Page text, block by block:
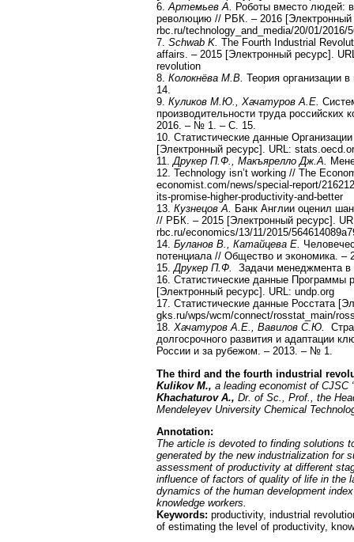
6.Артемьев А. Роботы вместо людей:
революцию // РБК. – 2016 [Электронный
rbc.ru/technology_and_media/20/01/2016/
7. Schwab K. The Fourth Industrial
affairs. – 2015 [Электронный ресурс].
revolution
8. Колокнёва М.В. Теория организации
14.
9. Куликов М.Ю., Хачатуров А.Е.
производительности труда
2016. – № 1. – С. 15.
10. Статистические данные
[Электронный ресурс]. URL:
11.Друкер П.Ф., Макъярелло Дж.А.
12. Technology isn’t working // The
economist.com/news/special-report/
its-promise-higher-productivity-and-better
13. Кузнецов А. Банк Англии оценил
// РБК. – 2015 [Электронный ресурс].
rbc.ru/economics/13/11/2015/
14. Буланов В., Катайцева Е.
потенциала // Общество и экономика.
15.Друкер П.Ф.
Задачи менеджмента
16. Статистические данные Программы
[Электронный ресурс]. URL: undp.org
17. Статистические данные Росстата
gks.ru/wps/wcm/connect/rosstat_main/
18. Хачатуров А.Е., Вавилов С.Ю.
долгосрочного развития и адаптации
России и за рубежом. – 2013. – № 1.
The third and the fourth industrial
Kulikov M., a leading economist of CJSC
Khachaturov A., Dr. of Sc., Prof., the
Mendeleyev University Chemical
Annotation:
The article is devoted to finding solutions
generated by the new industrialization for
assessment of productivity at different
influence of factors of quality of life in the
dynamics of the human development
knowledge workers.
Keywords: productivity, industrial
of estimating the level of productivity,